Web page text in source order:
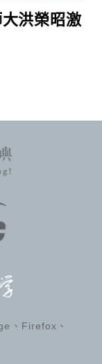
洪榮昭激
、Firefox、